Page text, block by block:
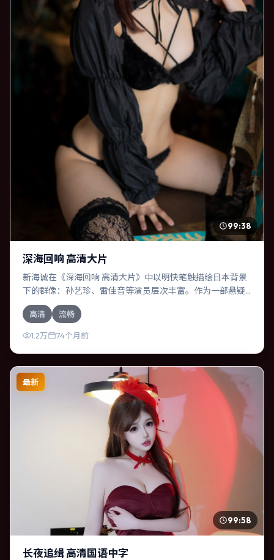
99:38
深海回响 高清大片
新海诚在《深海回响 高清大片》中以明快笔触描绘日本背景
下的群像：孙艺珍、雷佳音等演员层次丰富。作为一部悬疑
作品，故事从日常裂缝切入，逐步推向不可逆转的结局；视
听语言统一，情感落点克制有力。
高清 流畅
1.2万 74个月前
最新
99:58
长夜追缉 高清国语中字